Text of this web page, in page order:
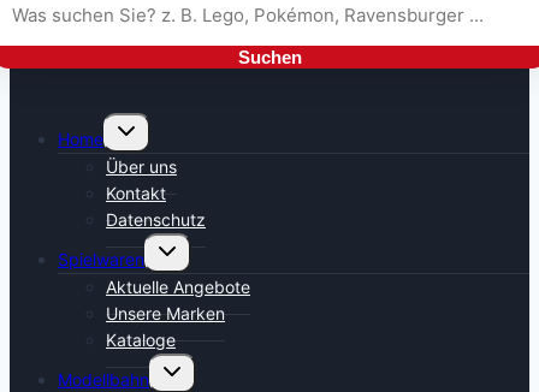
Suchen
Home
Untermenü
umschalten
Über uns
Kontakt
Datenschutz
Spielwaren
Untermenü
umschalten
Aktuelle Angebote
Unsere Marken
Kataloge
Modellbahn
Untermenü
umschalten